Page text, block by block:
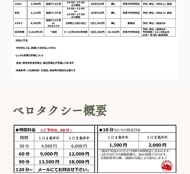
ベロタクシー概要